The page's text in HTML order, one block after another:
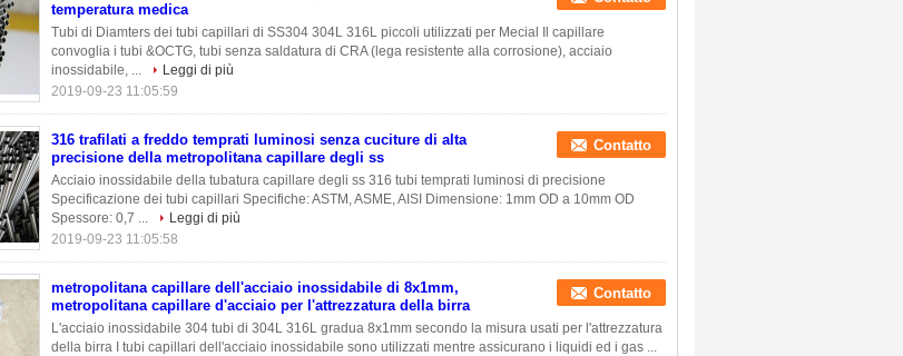
temperatura medica
Tubi di Diamters dei tubi capillari di SS304 304L 316L piccoli utilizzati per Mecial Il capillare
convoglia i tubi &OCTG, tubi senza saldatura di CRA (lega resistente alla corrosione), acciaio
inossidabile, ...
Leggi di più
2019-09-23 11:05:59
316 trafilati a freddo temprati luminosi senza cuciture di alta
precisione della metropolitana capillare degli ss
Contatto
Acciaio inossidabile della tubatura capillare degli ss 316 tubi temprati luminosi di precisione
Specificazione dei tubi capillari Specifiche: ASTM, ASME, AISI Dimensione: 1mm OD a 10mm OD
Spessore: 0,7 ...
Leggi di più
2019-09-23 11:05:58
metropolitana capillare dell'acciaio inossidabile di 8x1mm,
metropolitana capillare d'acciaio per l'attrezzatura della birra
Contatto
L'acciaio inossidabile 304 tubi di 304L 316L gradua 8x1mm secondo la misura usati per l'attrezzatura
della birra I tubi capillari dell'acciaio inossidabile sono utilizzati mentre assicurano i liquidi ed i gas ...